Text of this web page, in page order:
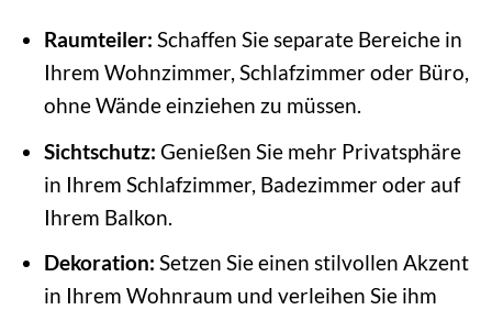
Raumteiler: Schaffen Sie separate Bereiche in
Ihrem Wohnzimmer, Schlafzimmer oder Büro,
ohne Wände einziehen zu müssen.
Sichtschutz: Genießen Sie mehr Privatsphäre
in Ihrem Schlafzimmer, Badezimmer oder auf
Ihrem Balkon.
Dekoration: Setzen Sie einen stilvollen Akzent
in Ihrem Wohnraum und verleihen Sie ihm